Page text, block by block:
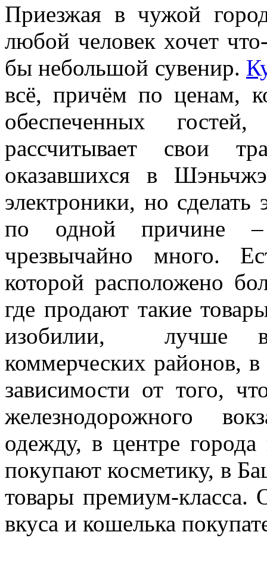
Приезжая в чужой
любой человек хочет
бы небольшой сувенир.
всё, причём по ценам,
обеспеченных
рассчитывает свои
оказавшихся в
электроники, но сделать
по одной причине –
чрезвычайно много.
которой расположено
где продают такие
изобилии, лучше
коммерческих районов, в
зависимости от того,
железнодорожного
одежду, в центре
покупают косметику, в
товары премиум-класса.
вкуса и кошелька